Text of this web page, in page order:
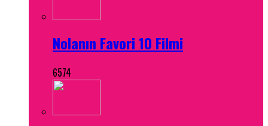
Nolanın Favori 10 Filmi
6574